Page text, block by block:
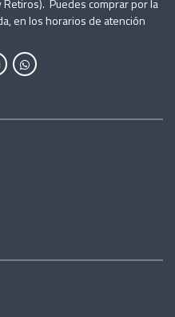
Puedes comprar por la
en los horarios de atención